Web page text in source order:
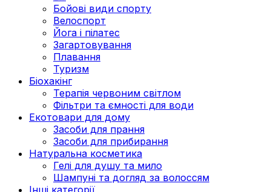
Бойові види спорту
Велоспорт
Йога і пілатес
Загартовування
Плавання
Туризм
Біохакінг
Терапія червоним світлом
Фільтри та ємності для води
Екотовари для дому
Засоби для прання
Засоби для прибирання
Натуральна косметика
Гелі для душу та мило
Шампуні та догляд за волоссям
Інші категорії